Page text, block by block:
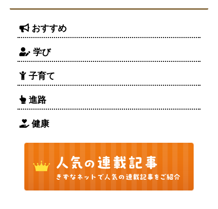
おすすめ
学び
子育て
進路
健康